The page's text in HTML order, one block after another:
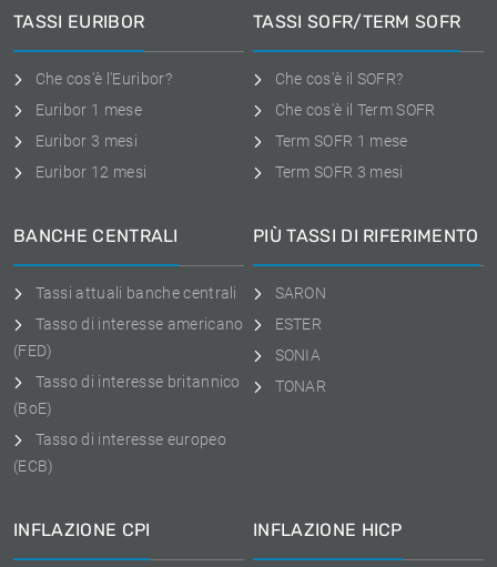
TASSI EURIBOR
Che cos'è l'Euribor?
Euribor 1 mese
Euribor 3 mesi
Euribor 12 mesi
TASSI SOFR/TERM SOFR
Che cos'è il SOFR?
Che cos'è il Term SOFR
Term SOFR 1 mese
Term SOFR 3 mesi
BANCHE CENTRALI
Tassi attuali banche centrali
Tasso di interesse americano
(FED)
Tasso di interesse britannico
(BoE)
Tasso di interesse europeo
(ECB)
PIÙ TASSI DI RIFERIMENTO
SARON
ESTER
SONIA
TONAR
INFLAZIONE CPI INFLAZIONE HICP